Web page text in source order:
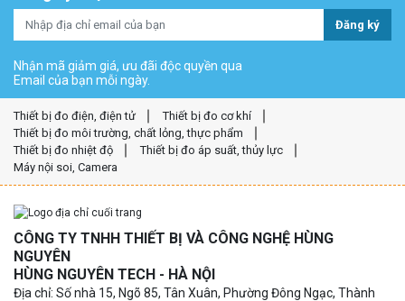
Đăng ký
Nhận mã giảm giá, ưu đãi độc quyền qua
Email của bạn mỗi ngày.
Thiết bị đo điện, điện tử
Thiết bị đo cơ khí
Thiết bị đo môi trường, chất lỏng, thực phẩm
Thiết bị đo nhiệt độ
Thiết bị đo áp suất, thủy lực
Máy nội soi, Camera
CÔNG TY TNHH THIẾT BỊ VÀ CÔNG NGHỆ HÙNG
NGUYÊN
HÙNG NGUYÊN TECH - HÀ NỘI
Địa chỉ: Số nhà 15, Ngõ 85, Tân Xuân, Phường Đông Ngạc, Thành